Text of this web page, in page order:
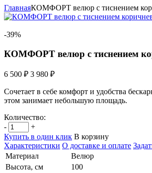
ГлавнаяКОМФОРТ велюр с тиснением
-39%
КОМФОРТ велюр с тиснением
6 500 ₽ 3 980 ₽
Сочетает в себе комфорт и удобства
этом занимает небольшую площадь.
Количество:
-
+
Купить в один клик В корзину
Характеристики О доставке и оплате
Материал
Велюр
Высота, см
100